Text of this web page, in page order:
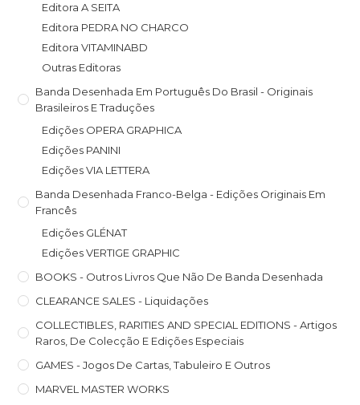
Editora A SEITA
Editora PEDRA NO CHARCO
Editora VITAMINABD
Outras Editoras
Banda Desenhada Em Português Do Brasil - Originais
Brasileiros E Traduções
Edições OPERA GRAPHICA
Edições PANINI
Edições VIA LETTERA
Banda Desenhada Franco-Belga - Edições Originais Em
Francês
Edições GLÉNAT
Edições VERTIGE GRAPHIC
BOOKS - Outros Livros Que Não De Banda Desenhada
CLEARANCE SALES - Liquidações
COLLECTIBLES, RARITIES AND SPECIAL EDITIONS - Artigos
Raros, De Colecção E Edições Especiais
GAMES - Jogos De Cartas, Tabuleiro E Outros
MARVEL MASTER WORKS